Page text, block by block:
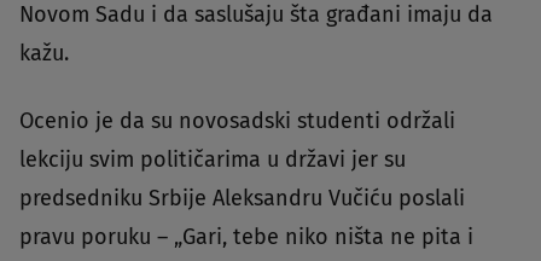
Novom Sadu i da saslušaju šta građani imaju da
kažu.
Ocenio je da su novosadski studenti održali
lekciju svim političarima u državi jer su
predsedniku Srbije Aleksandru Vučiću poslali
pravu poruku – „Gari, tebe niko ništa ne pita i